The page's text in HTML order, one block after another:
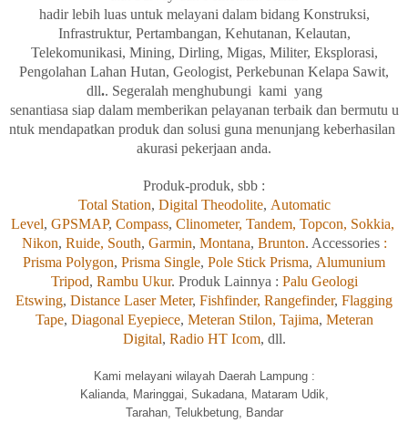
hadir lebih luas untuk melayani dalam bidang Konstruksi,
Infrastruktur, Pertambangan, Kehutanan, Kelautan,
Telekomunikasi, Mining, Dirling, Migas, Militer, Eksplorasi,
Pengolahan Lahan Hutan, Geologist, Perkebunan Kelapa Sawit,
dll.. Segeralah menghubungi kami yang
senantiasa siap dalam memberikan pelayanan terbaik dan bermutu u
ntuk mendapatkan produk dan solusi guna menunjang keberhasilan
akurasi pekerjaan anda.
Produk-produk, sbb :
Total Station, Digital Theodolite, Automatic
Level, GPSMAP, Compass, Clinometer, Tandem, Topcon, Sokkia,
Nikon, Ruide, South, Garmin, Montana, Brunton. Accessories :
Prisma Polygon, Prisma Single, Pole Stick Prisma, Alumunium
Tripod, Rambu Ukur. Produk Lainnya : Palu Geologi
Etswing, Distance Laser Meter, Fishfinder, Rangefinder, Flagging
Tape, Diagonal Eyepiece, Meteran Stilon, Tajima, Meteran
Digital, Radio HT Icom, dll.
Kami melayani wilayah Daerah Lampung :
Kalianda, Maringgai, Sukadana, Mataram Udik,
Tarahan, Telukbetung, Bandar